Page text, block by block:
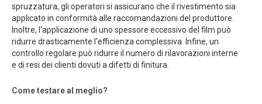
spruzzatura, gli operatori si assicurano che il rivestimento sia
applicato in conformità alle raccomandazioni del produttore.
Inoltre, l'applicazione di uno spessore eccessivo del film può
ridurre drasticamente l'efficienza complessiva. Infine, un
controllo regolare può ridurre il numero di rilavorazioni interne
e di resi dei clienti dovuti a difetti di finitura.
Come testare al meglio?